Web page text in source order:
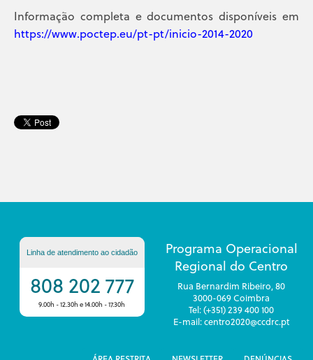
Informação completa e documentos disponíveis em
https://www.poctep.eu/pt-pt/inicio-2014-2020
Linha de atendimento ao cidadão
808 202 777
9.00h - 12.30h e 14.00h - 17.30h
Programa Operacional
Regional do Centro
Rua Bernardim Ribeiro, 80
3000-069 Coimbra
Tel: (+351) 239 400 100
E-mail: centro2020@ccdrc.pt